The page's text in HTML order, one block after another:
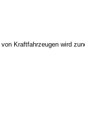
Kraftfahrzeugen wird